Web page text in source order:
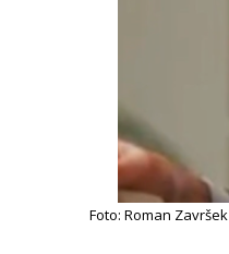
Foto: Roman Završek